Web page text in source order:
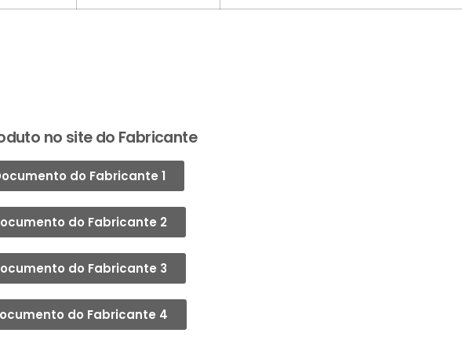
no site do Fabricante
do Fabricante 1
do Fabricante 2
do Fabricante 3
do Fabricante 4